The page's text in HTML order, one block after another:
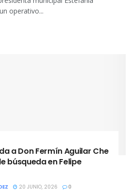
operativo...
a Don Fermín Aguilar Che
búsqueda en Felipe
20 JUNIO, 2026 0